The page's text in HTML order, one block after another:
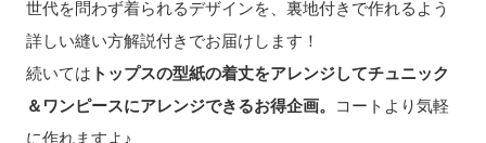
世代を問わず着られるデザインを、裏地付きで作れるよう
詳しい縫い方解説付きでお届けします！
続いては トップスの型紙の着丈をアレンジしてチュニック
＆ワンピースにアレンジできるお得企画。
コートより気軽
に作れますよ♪